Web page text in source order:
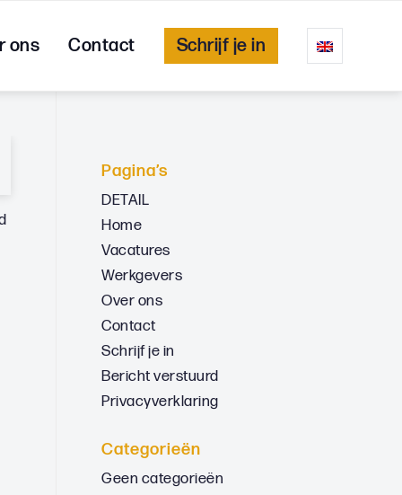
ons Contact Schrijf je in
Pagina’s
DETAIL
Home
Vacatures
Werkgevers
Over ons
Contact
Schrijf je in
Bericht verstuurd
Privacyverklaring
Categorieën
Geen categorieën